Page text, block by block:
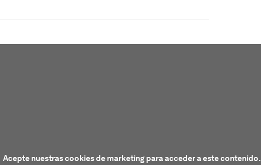
Acepte nuestras cookies de marketing para acceder a este contenido.